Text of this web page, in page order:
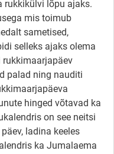
rukkikülvi lõpu ajaks.
mis toimub
sametised,
selleks ajaks olema
rukkimaarjapäev
palad ning nauditi
hinged võtavad ka
on see neitsi
ladina keeles
ka Jumalaema